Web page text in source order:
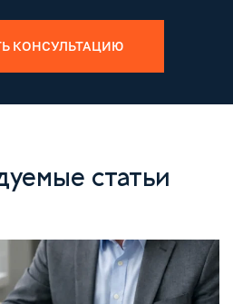
КОНСУЛЬТАЦИЮ
статьи